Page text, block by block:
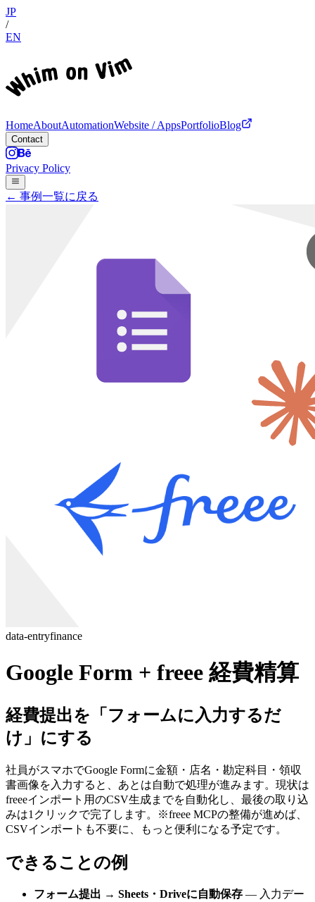
JP
/
EN
HomeAboutAutomationWebsite / AppsPortfolioBlog
Contact
Privacy Policy
← 事例一覧に戻る
data-entryfinance
Google Form + freee 経費精算
経費提出を「フォームに入力するだ
け」にする
社員がスマホでGoogle Formに金額・店名・勘定科目・領収
書画像を入力すると、あとは自動で処理が進みます。現状は
freeeインポート用のCSV生成までを自動化し、最後の取り込
みは1クリックで完了します。※freee MCPの整備が進めば、
CSVインポートも不要に、もっと便利になる予定です。
できることの例
フォーム提出 → Sheets・Driveに自動保存 — 入力デー